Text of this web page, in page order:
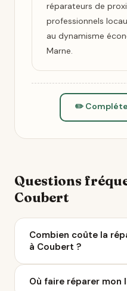
réparateurs de
professionnels
au dynamisme
Marne.
✏️
Questions
Coubert
Combien coûte la
à Coubert ?
entre 50 et 200 € selon
Où faire réparer mon